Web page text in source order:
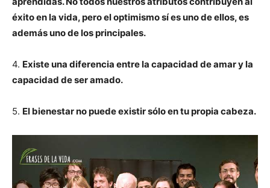
éxito en la vida, pero el optimismo sí es uno de ellos, es
además uno de los principales.
4. Existe una diferencia entre la capacidad de amar y la
capacidad de ser amado.
5. El bienestar no puede existir sólo en tu propia cabeza.